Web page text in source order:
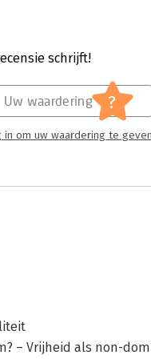
schrijft!
Uw waardering ?
in om uw waardering te geven
– Vrijheid als non-